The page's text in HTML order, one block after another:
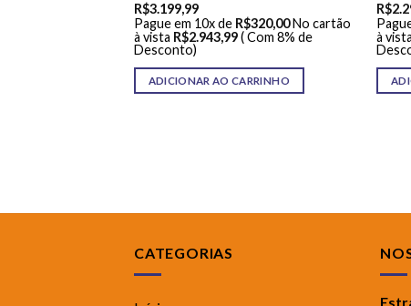
R$3.199,99
Pague em 10x de R$320,00No cartão
à vista R$2.943,99( Com 8% de
Desconto)
ADICIONAR AO CARRINHO
R$
à vista
CATEGORIAS